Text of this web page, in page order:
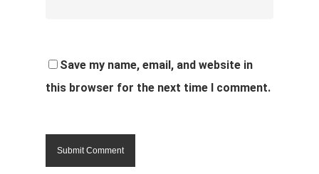
Save my name, email, and website in
this browser for the next time I comment.